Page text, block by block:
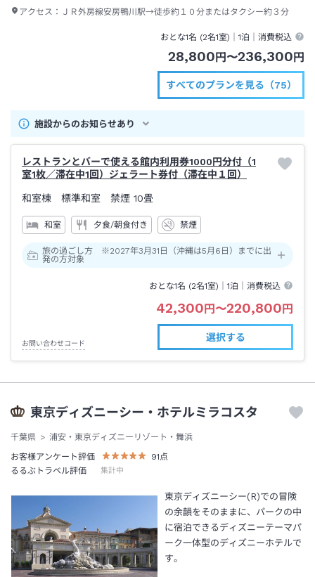
アクセス： ＪＲ外房線安房鴨川駅→徒歩約１０分またはタクシー約３分
おとな1名 (2名1室)｜1泊 ｜消費税込
28,800 円 〜236,300 円
すべてのプランを見る（75）
施設からのお知らせあり
レストランとバーで使える館内利用券1000円分付（1
室1枚／滞在中1回）ジェラート券付（滞在中１回）
和室棟 標準和室 禁煙 10畳
和室 夕食/朝食付き 禁煙
旅の過ごし方 ※2027年3月31日（沖縄は5月6日）までに出
発の方対象
おとな1名 (2名1室)｜1泊 ｜消費税込
42,300 円 〜220,800 円
お問い合わせコード
選択する
東京ディズニーシー・ホテルミラコスタ
千葉県
浦安・東京ディズニーリゾート・舞浜
お客様アンケート評価
91 点
るるぶトラベル評価
集計中
東京ディズニーシー(R)での冒険
の余韻をそのままに、パークの中
に宿泊できるディズニーテーマパ
ーク一体型のディズニーホテルで
す。